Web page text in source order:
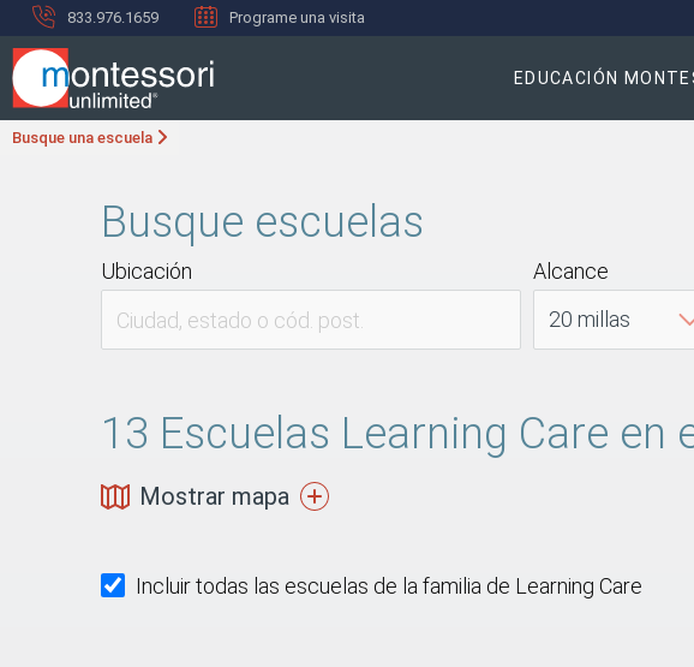
833.976.1659 Programe una visita
EDUCACIÓN
Busque una escuela
Busque escuelas
Ubicación
Alcance
13 Escuelas Learning Care en
Mostrar mapa
Incluir todas las escuelas de la familia de Learning Care